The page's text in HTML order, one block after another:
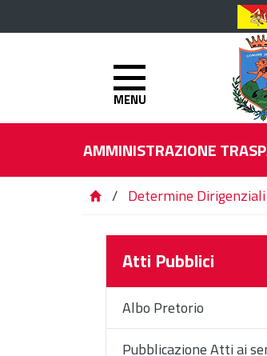
MENU
AMMINISTRAZIONE
/ Determine Dirigenziali
Atti Pubblici
Albo Pretorio
Pubblicazione Atti ai